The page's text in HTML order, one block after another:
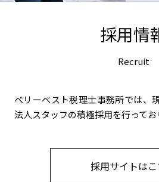
採用情
Recruit
べリーベスト税理士事務所では、
法人スタッフの積極採用を行ってお
採用サイトは